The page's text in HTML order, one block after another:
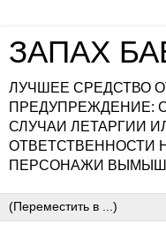
ЗАПАХ
ЛУЧШЕЕ СРЕДСТВО
ПРЕДУПРЕЖДЕНИЕ:
СЛУЧАИ ЛЕТАРГИИ
ОТВЕТСТВЕННОСТИ
ПЕРСОНАЖИ